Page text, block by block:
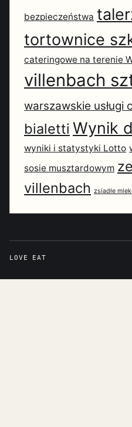
bezpieczeństwa
tortownice
cateringowe na terenie
villenbach
warszawskie usługi
bialetti Wynik
wyniki i statystyki Lotto
sosie musztardowym
villenbach zsiadłe
LOVE EAT